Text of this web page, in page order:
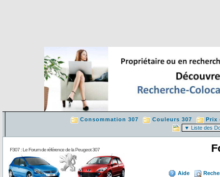
Consommation 307 Couleurs 307 Prix
F307 : Le Forum de référence de la Peugeot 307
Aide